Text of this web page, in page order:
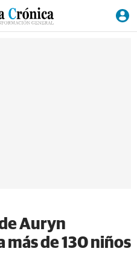
Auryn
más de 130 niños